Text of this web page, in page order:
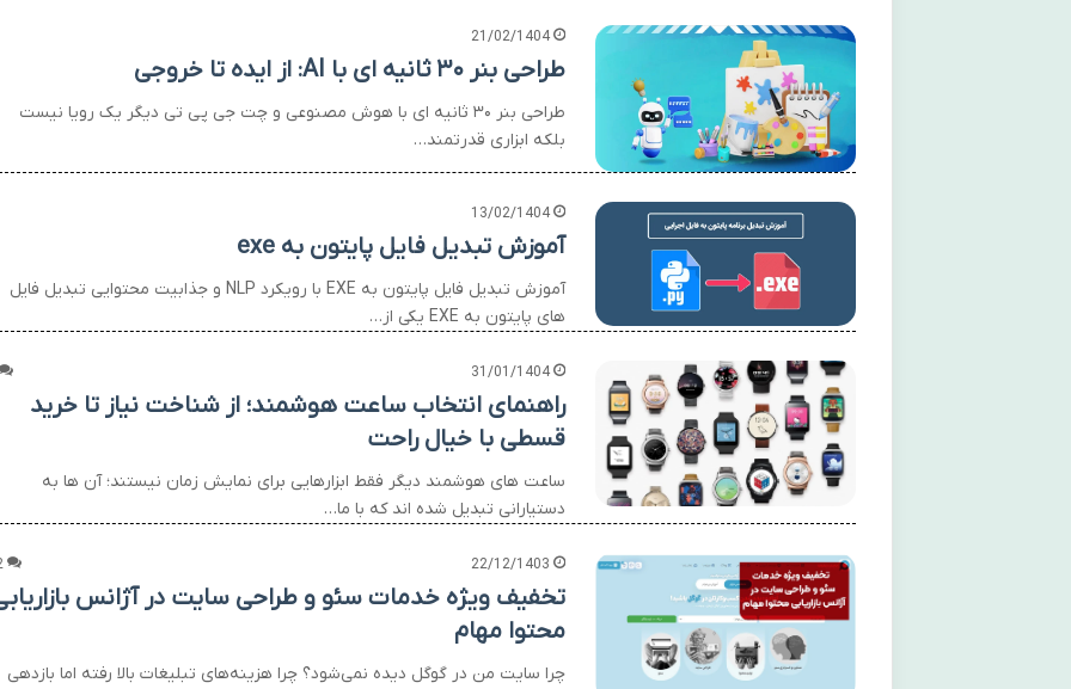
21/02/1404
طراحی بنر ۳۰ ثانیه ای با AI: از ایده تا خروجی
طراحی بنر ۳۰ ثانیه ای با هوش مصنوعی و چت جی پی تی دیگر یک رویا نیست
بلکه ابزاری قدرتمند…
13/02/1404
آموزش تبدیل فایل پایتون به exe
آموزش تبدیل فایل پایتون به EXE با رویکرد NLP و جذابیت محتوایی تبدیل فایل
های پایتون به EXE یکی از…
31/01/1404
راهنمای انتخاب ساعت هوشمند؛ از شناخت نیاز تا خرید
قسطی با خیال راحت
ساعت های هوشمند دیگر فقط ابزارهایی برای نمایش زمان نیستند؛ آن ها به
دستیارانی تبدیل شده اند که با ما…
22/12/1403
تخفیف ویژه خدمات سئو و طراحی سایت در آژانس
محتوا مهام
چرا سایت من در گوگل دیده نمی‌شود؟ چرا هزینه‌های تبلیغات بالا رفته اما بازدهی